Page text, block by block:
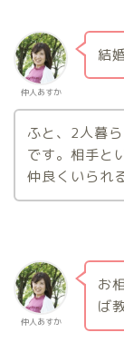
仲人あすか
結
ふと、2人暮
です。相手と
仲良くいられ
仲人あすか
お
ば